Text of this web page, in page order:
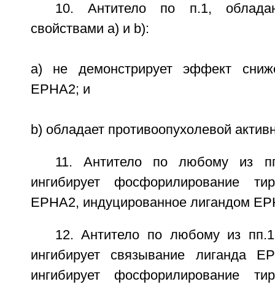
10. Антитело по п.1,
свойствами а) и b):
a) не демонстрирует эффект
ЕРНА2; и
b) обладает противоопухолевой
11. Антитело по любому из
ингибирует фосфорилирование
ЕРНА2, индуцированное лигандом
12. Антитело по любому из
ингибирует связывание
ингибирует фосфорилирование